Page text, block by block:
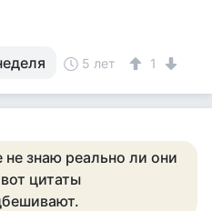
5 лет 1
знаю реально ли они
цитаты